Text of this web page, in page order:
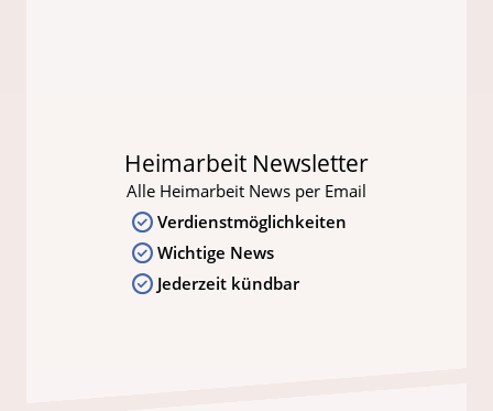
Heimarbeit Newsletter
Alle Heimarbeit News per Email
Verdienstmöglichkeiten
Wichtige News
Jederzeit kündbar